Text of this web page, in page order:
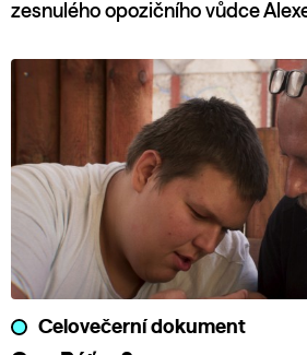
zesnulého opozičního vůdce
Celovečerní dokument